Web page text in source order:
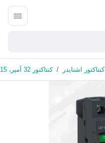
کنتاکتور اشنایدر / کنتاکتور 32 آمپر، 15 کیلووات اشنایدر LC1D32